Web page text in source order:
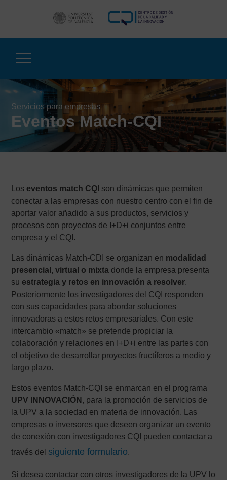
Servicios para empresas
Eventos Match-CQI
Los eventos match CQI son dinámicas que permiten
conectar a las empresas con nuestro centro con el fin de
aportar valor añadido a sus productos, servicios y
procesos con proyectos de I+D+i conjuntos entre
empresa y el CQI.
Las dinámicas Match-CDI se organizan en modalidad
presencial, virtual o mixta donde la empresa presenta
su estrategia y retos en innovación a resolver.
Posteriormente los investigadores del CQI responden
con sus capacidades para abordar soluciones
innovadoras a estos retos empresariales. Con este
intercambio «match» se pretende propiciar la
colaboración y relaciones en I+D+i entre las partes con
el objetivo de desarrollar proyectos fructíferos a medio y
largo plazo.
Estos eventos Match-CQI se enmarcan en el programa
UPV INNOVACIÓN , para la promoción de servicios de
la UPV a la sociedad en materia de innovación. Las
empresas o inversores que deseen organizar un evento
de conexión con investigadores CQI pueden contactar a
través del siguiente formulario.
Si desea contactar con otros investigadores de la UPV lo